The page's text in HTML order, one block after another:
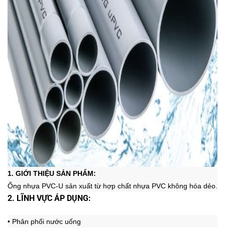
1. GIỚI THIỆU SẢN PHẨM:
Ống nhựa PVC-U sản xuất từ hợp chất nhựa PVC không hóa dẻo.
2. LĨNH VỰC ÁP DỤNG:
• Phân phối nước uống